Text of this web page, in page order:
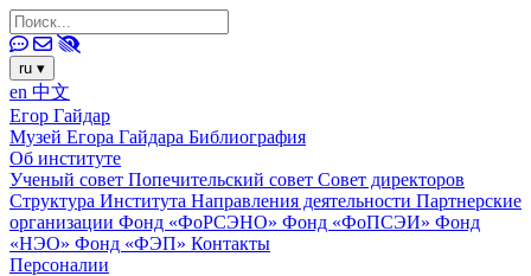
ru ▾
en 中文
Егор Гайдар
Музей Егора Гайдара Библиография
Об институте
Ученый совет Попечительский совет Совет директоров
Структура Института Направления деятельности Партнерские
организации Фонд «ФоРСЭНО» Фонд «ФоПСЭИ» Фонд
«НЭО» Фонд «ФЭП» Контакты
Персоналии